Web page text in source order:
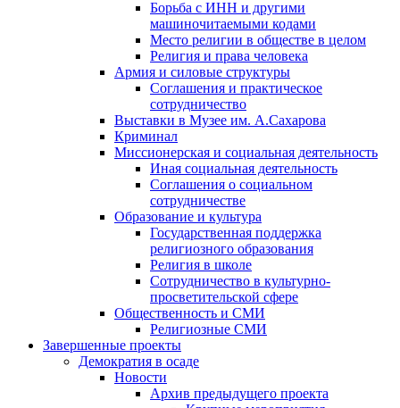
Борьба с ИНН и другими
машиночитаемыми кодами
Место религии в обществе в целом
Религия и права человека
Армия и силовые структуры
Соглашения и практическое
сотрудничество
Выставки в Музее им. А.Сахарова
Криминал
Миссионерская и социальная деятельность
Иная социальная деятельность
Соглашения о социальном
сотрудничестве
Образование и культура
Государственная поддержка
религиозного образования
Религия в школе
Сотрудничество в культурно-
просветительской сфере
Общественность и СМИ
Религиозные СМИ
Завершенные проекты
Демократия в осаде
Новости
Архив предыдущего проекта